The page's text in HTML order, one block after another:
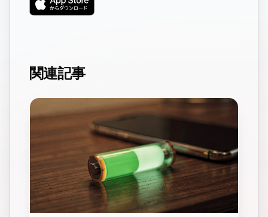
関連記事